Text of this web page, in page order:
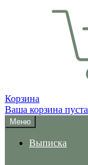
Корзина
Ваша корзина пуста
Меню
Выписка